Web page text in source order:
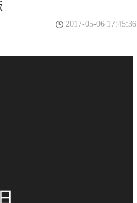
2017-05-06 17:45:36